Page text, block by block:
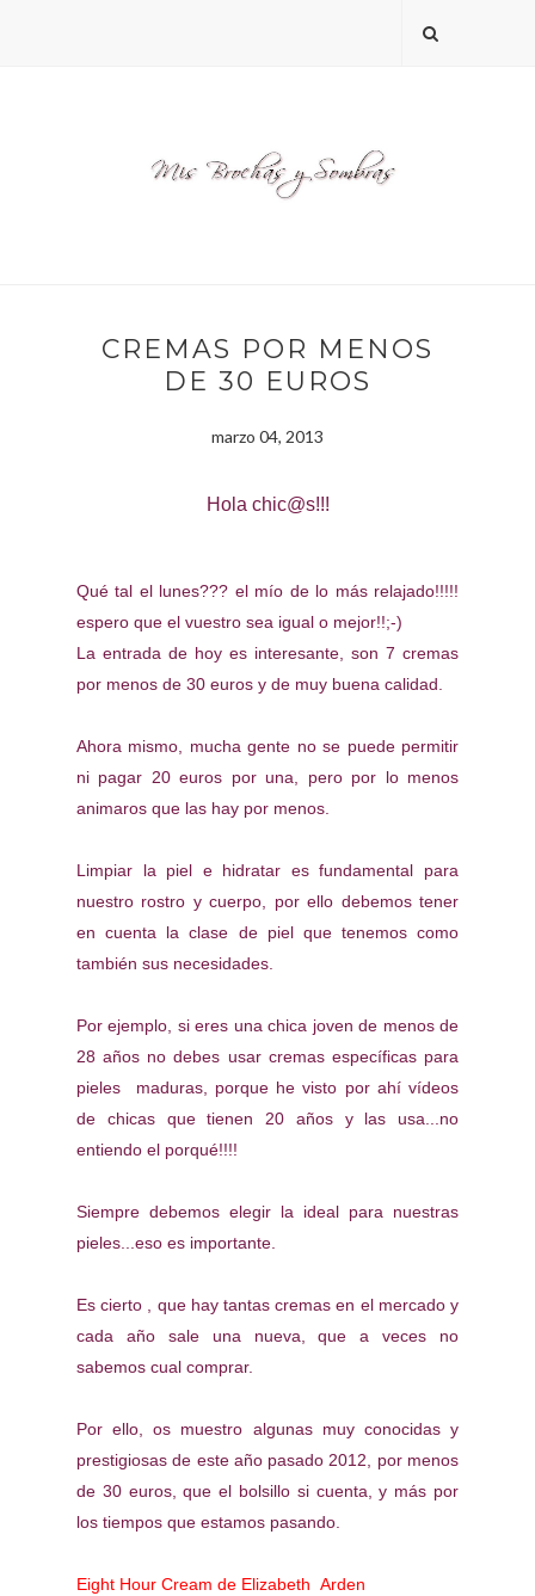
CREMAS POR MENOS
DE 30 EUROS
marzo 04, 2013
Hola chic@s!!!
Qué tal el lunes??? el mío de lo más relajado!!!!!
espero que el vuestro sea igual o mejor!!;-)
La entrada de hoy es interesante, son 7 cremas
por menos de 30 euros y de muy buena calidad.
Ahora mismo, mucha gente no se puede permitir
ni pagar 20 euros por una, pero por lo menos
animaros que las hay por menos.
Limpiar la piel e hidratar es fundamental para
nuestro rostro y cuerpo, por ello debemos tener
en cuenta la clase de piel que tenemos como
también sus necesidades.
Por ejemplo, si eres una chica joven de menos de
28 años no debes usar cremas específicas para
pieles maduras, porque he visto por ahí vídeos
de chicas que tienen 20 años y las usa...no
entiendo el porqué!!!!
Siempre debemos elegir la ideal para nuestras
pieles...eso es importante.
Es cierto , que hay tantas cremas en el mercado y
cada año sale una nueva, que a veces no
sabemos cual comprar.
Por ello, os muestro algunas muy conocidas y
prestigiosas de este año pasado 2012, por menos
de 30 euros, que el bolsillo si cuenta, y más por
los tiempos que estamos pasando.
Eight Hour Cream de Elizabeth Arden